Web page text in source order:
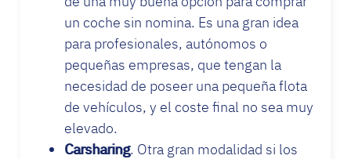
un coche sin nomina. Es una gran idea
para profesionales, autónomos o
pequeñas empresas, que tengan la
necesidad de poseer una pequeña flota
de vehículos, y el coste final no sea muy
elevado.
Carsharing. Otra gran modalidad si los